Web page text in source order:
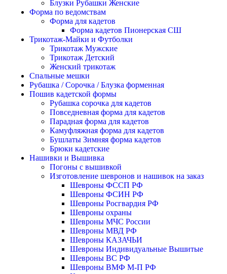
Блузки Рубашки Женские
Форма по ведомствам
Форма для кадетов
Форма кадетов Пионерская СШ
Трикотаж-Майки и Футболки
Трикотаж Мужские
Трикотаж Детский
Женский трикотаж
Спальные мешки
Рубашка / Сорочка / Блузка форменная
Пошив кадетской формы
Рубашка сорочка для кадетов
Повседневная форма для кадетов
Парадная форма для кадетов
Камуфляжная форма для кадетов
Бушлаты Зимняя форма кадетов
Брюки кадетские
Нашивки и Вышивка
Погоны с вышивкой
Изготовление шевронов и нашивок на заказ
Шевроны ФССП РФ
Шевроны ФСИН РФ
Шевроны Росгвардия РФ
Шевроны охраны
Шевроны МЧС России
Шевроны МВД РФ
Шевроны КАЗАЧЬИ
Шевроны Индивидуальные Вышитые
Шевроны ВС РФ
Шевроны ВМФ М-П РФ